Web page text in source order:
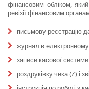
фінансовим обліком,
ревізії фінансовим
письмову реєстрацію
журнал в електронному
записи касової
роздруківку чека (Z) і